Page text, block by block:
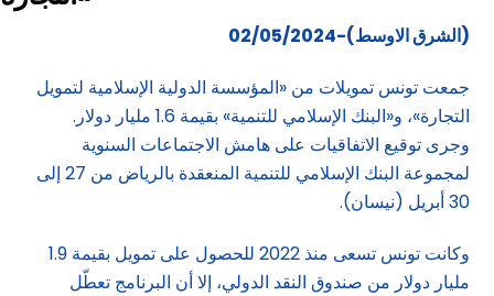
(الشرق الاوسط)-02/05/2024
جمعت تونس تمويلات من «المؤسسة الدولية الإسلامية لتمويل
التجارة»، و«البنك الإسلامي للتنمية» بقيمة 1.6 مليار دولار.
وجرى توقيع الاتفاقيات على هامش الاجتماعات السنوية
لمجموعة البنك الإسلامي للتنمية المنعقدة بالرياض من 27 إلى
30 أبريل (نيسان).
وكانت تونس تسعى منذ 2022 للحصول على تمويل بقيمة 1.9
مليار دولار من صندوق النقد الدولي، إلا أن البرنامج تعطّل